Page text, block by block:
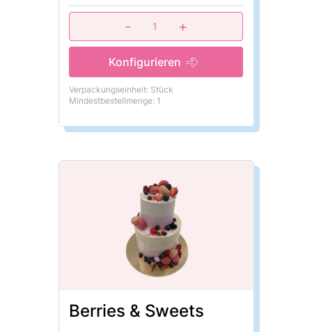
- 1 +
Konfigurieren
Verpackungseinheit: Stück
Mindestbestellmenge: 1
Berries & Sweets